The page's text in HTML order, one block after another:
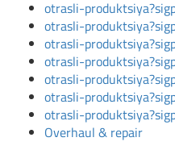
otrasli-
otrasli-
otrasli-
otrasli-
otrasli-
otrasli-
otrasli-
Overhaul & repair